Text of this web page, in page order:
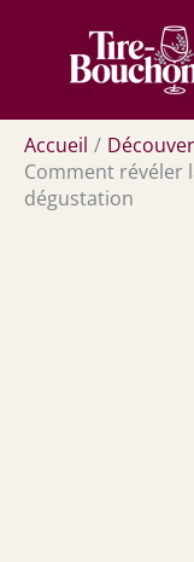
contenu
Accueil
Comment révéler
dégustation